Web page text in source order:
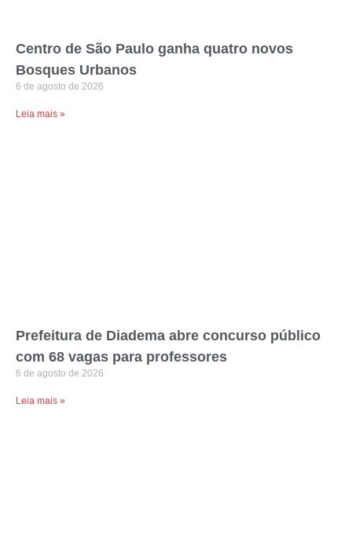
Centro de São Paulo ganha quatro novos
Bosques Urbanos
6 de agosto de 2026
Leia mais »
Prefeitura de Diadema abre concurso público
com 68 vagas para professores
6 de agosto de 2026
Leia mais »